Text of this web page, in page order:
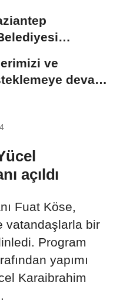
ve
devam
açıldı
Fuat Köse,
vatandaşlarla bir
Program
yapımı
Karaibrahim